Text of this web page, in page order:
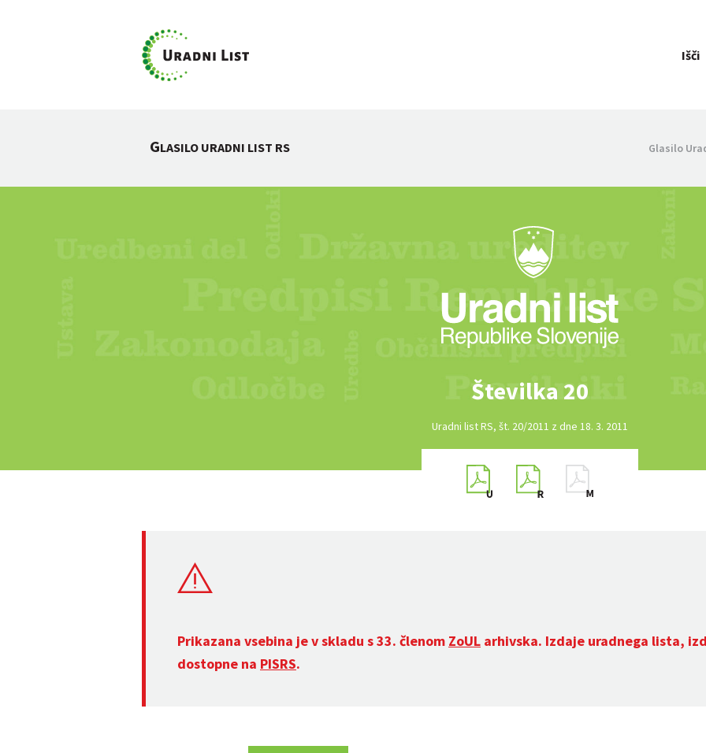
Išči
GLASILO URADNI LIST RS Glasilo
Številka 20
Uradni list RS, št. 20/2011 z dne 18. 3. 2011
Prikazana vsebina je v skladu s 33. členom ZoUL arhivska. Izdaje uradnega lista,
dostopne na PISRS.